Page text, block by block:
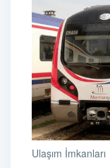
Ulaşım İmkanları